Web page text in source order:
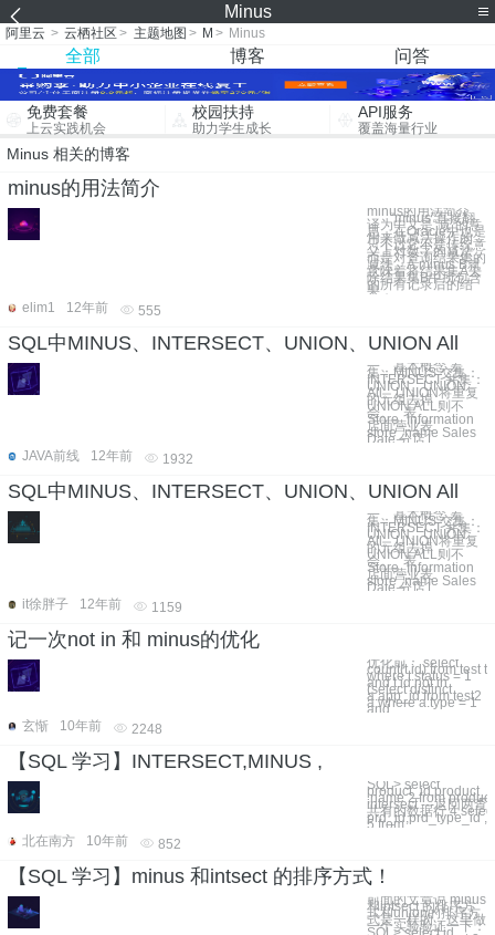
Minus
阿里云 > 云栖社区 > 主题地图 > M > Minus
全部 博客 问答
免费套餐
上云实践机会
校园扶持
助力学生成长
API服务
覆盖海量行业
Minus 相关的博客
minus的用法简介
minus的用法简介
“minus”直接翻
译为中文是“减”的意
思，在Oracle中也是
用来做减法操作的，
只不过它不是传统意
义上对数字的减法，
而是对查询结果集的
减法。A minus B就
意味着将结果集A去
除结果集B中所包含
的所有记录后的结
果，
elim1
12年前 555
SQL中MINUS、INTERSECT、UNION、UNION All
一、基本概念 差
集：MINUS 交集：
INTERSECT 并集：
UNION、UNION
All。UNION将重复
的元组去掉，
UNION ALL则不
会。 表
Store_Information
店面营业表
store_name Sales
Date 分店1
JAVA前线
12年前 1932
SQL中MINUS、INTERSECT、UNION、UNION All
一、基本概念 差
集：MINUS 交集：
INTERSECT 并集：
UNION、UNION
All。UNION将重复
的元组去掉，
UNION ALL则不
会。 表
Store_Information
店面营业表
store_name Sales
Date 分店1
it徐胖子
12年前 1159
记一次not in 和 minus的优化
优化前： select
count(t.id) from test t
where t.status = 1
and t.id not in
(select distinct
a.app_id from test2
a where a.type = 1
and
玄惭
10年前 2248
【SQL 学习】INTERSECT,MINUS ,
SQL> select
,name 2 from
intersect ---返回两查
共有的数据行 4 select
prd_id,prd_type_id
5 from
北在南方
10年前 852
【SQL 学习】minus 和intsect 的排序方式！
前面的文章说 minus
和intsect 的排序方
式和union的排序方
式是一样的，这里做
一个实验验证一下：